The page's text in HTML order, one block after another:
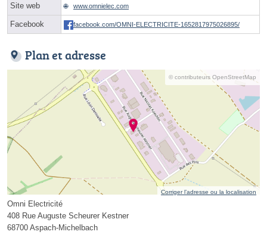
Site web www.omnielec.com
Facebook facebook.com/OMNI-ELECTRICITE-1652817975026895/
Plan et adresse
© contributeurs OpenStreetMap
Corriger l’adresse ou la localisation
Omni Electricité
408 Rue Auguste Scheurer Kestner
68700 Aspach-Michelbach